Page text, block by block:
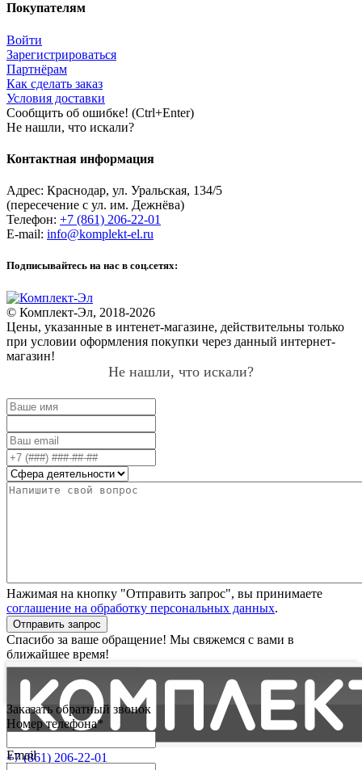
Покупателям
Войти
Зарегистрироваться
Партнёрам
Как сделать заказ
Условия доставки
Сообщить об ошибке! (Ctrl+Enter)
Не нашли, что искали?
Контактная информация
Адрес: Краснодар, ул. Уральская, 134/5
(пересечение с ул. им. Дежнёва)
Телефон: +7 (861) 206-22-01
E-mail: info@komplekt-el.ru
Подписывайтесь на нас в соц.сетях:
© Комплект-Эл, 2018-2026
Цены, указанные в интенет-магазине, действительны только
при условии оформления покупки через данный интернет-
магазин!
Не нашли, что искали?
Нажимая на кнопку "Отправить запрос", вы принимаете
соглашение на обработку персональных данных.
Отправить запрос
Спасибо за ваше обращение! Мы свяжемся с вами в
ближайшее время!
+7 (861) 206-22-01
Заказать обратный звонок
Номер телефона*
Email